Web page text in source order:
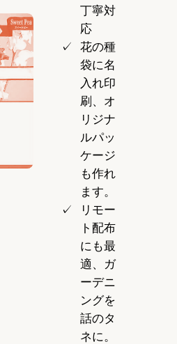
丁寧対
応
花の種
袋に名
入れ印
刷、オ
リジナ
ルパッ
ケージ
も作れ
ます。
リモー
ト配布
にも最
適、ガ
ーデニ
ングを
話のタ
ネに。